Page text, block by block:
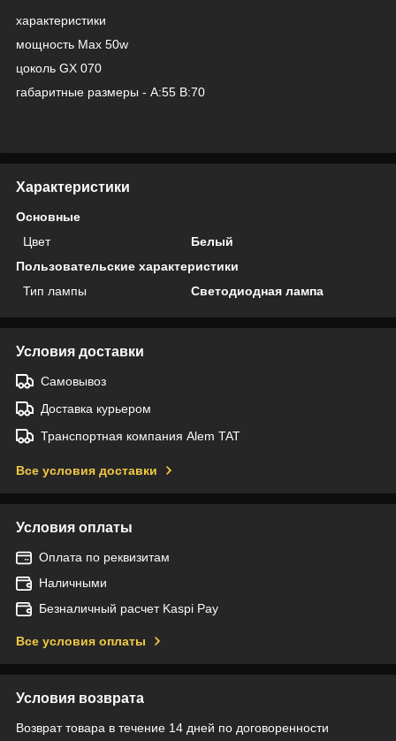
характеристики
мощность Max 50w
цоколь GX 070
габаритные размеры - A:55 B:70
Характеристики
Основные
Цвет
Белый
Пользовательские характеристики
Тип лампы
Светодиодная лампа
Условия доставки
Самовывоз
Доставка курьером
Транспортная компания Alem TAT
Все условия доставки
Условия оплаты
Оплата по реквизитам
Наличными
Безналичный расчет Kaspi Pay
Все условия оплаты
Условия возврата
Возврат товара в течение 14 дней по договоренности